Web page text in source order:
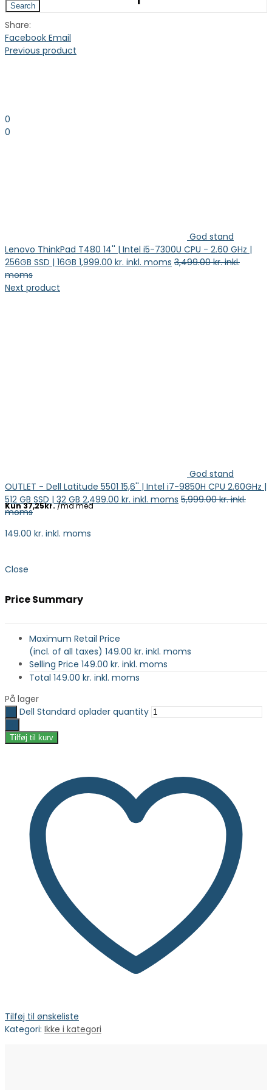
0
0
Search
Share:
Facebook Email
Previous product
God stand
Lenovo ThinkPad T480 14'' | Intel i5-7300U CPU - 2.60 GHz |
256GB SSD | 16GB 1,999.00 kr. inkl. moms 3,499.00kr. inkl.
moms
Next product
God stand
OUTLET - Dell Latitude 5501 15,6'' | Intel i7-9850H CPU 2.60GHz |
512 GB SSD | 32 GB 2,499.00 kr. inkl. moms 5,999.00kr. inkl.
moms
149.00 kr. inkl. moms
Close
Price Summary
Maximum Retail Price
(incl. of all taxes) 149.00 kr. inkl. moms
Selling Price 149.00 kr. inkl. moms
Total 149.00 kr. inkl. moms
På lager
Dell Standard oplader quantity
Tilføj til kurv
Tilføj til ønskeliste
Kategori: Ikke i kategori